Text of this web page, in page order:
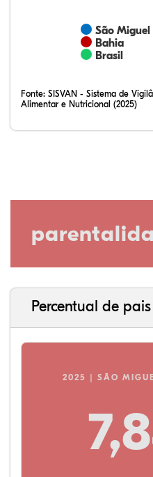
São
Bahia
Brasil
Fonte: SISVAN - Sistema de
Alimentar e Nutricional (2025)
Percentual de
2025 | SÃO